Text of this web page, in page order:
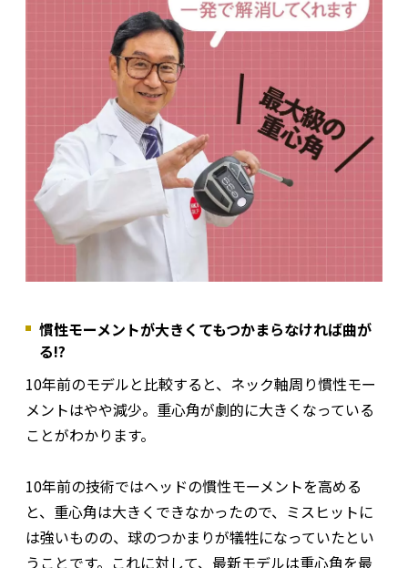
慣性モーメントが大きくてもつかまらなければ曲が
る!?
10年前のモデルと比較すると、ネック軸周り慣性モー
メントはやや減少。重心角が劇的に大きくなっている
ことがわかります。
10年前の技術ではヘッドの慣性モーメントを高める
と、重心角は大きくできなかったので、ミスヒットに
は強いものの、球のつかまりが犠牲になっていたとい
うことです。これに対して、最新モデルは重心角を最